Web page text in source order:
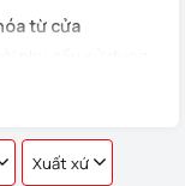
từ cửa
Xuất xứ